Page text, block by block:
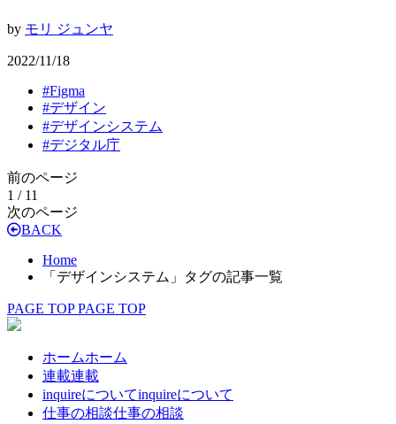
by モリ ジュンヤ
2022/11/18
#Figma
#デザイン
#デザインシステム
#デジタル庁
前のページ
1 / 11
次のページ
BACK
Home
「デザインシステム」タグの記事一覧
PAGE TOP PAGE TOP
ホームホーム
連載連載
inquireについてinquireについて
仕事の相談仕事の相談